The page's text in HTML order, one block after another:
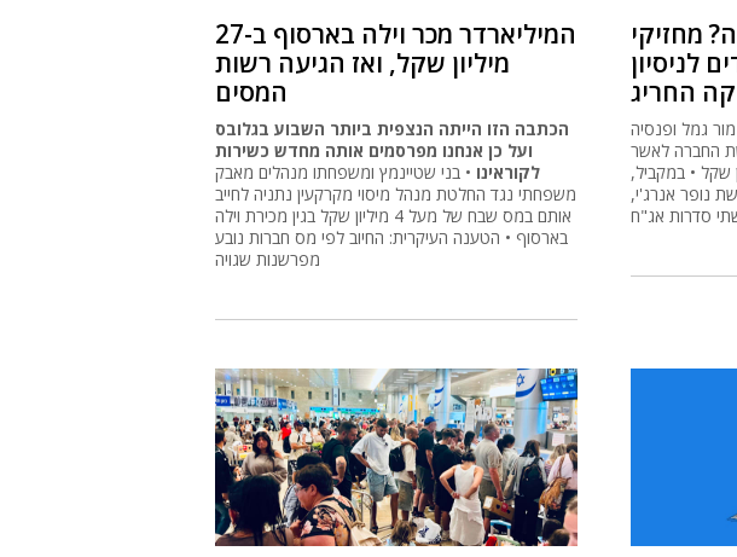
המיליארדר מכר וילה בארסוף ב-27
מיליון שקל, ואז הגיעה רשות
המסים
הכתבה הזו הייתה הנצפית ביותר השבוע בגלובס
ועל כן אנחנו מפרסמים אותה מחדש כשירות
לקוראינו • בני שטיינמץ ומשפחתו מנהלים מאבק
משפחתי נגד החלטת מנהל מיסוי מקרקעין נתניה לחייב
אותם במס שבח של מעל 4 מיליון שקל בגין מכירת וילה
בארסוף • הטענה העיקרית: החיוב לפי מס חברות נובע
מפרשנות שגויה
מחזיקי
לניסיון
החריג
גמל ופנסיה
החברה לאשר
חריגה של 500 מיליון שקל • במקביל,
נופר אנרג'י,
סדרות אג"ח